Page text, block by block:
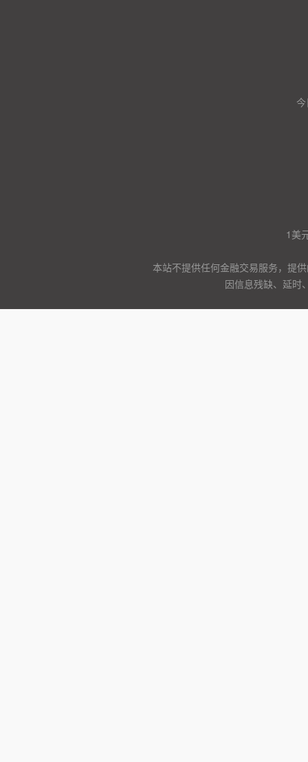
1美
本站不提供任何金融交易服务，提
因信息残缺、延时